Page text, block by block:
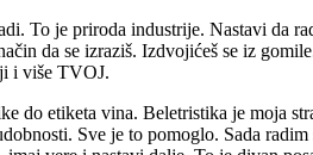
To je priroda industrije. Nastavi da
da se izraziš. Izdvojićeš se iz
i više TVOJ.
do etiketa vina. Beletristika je moja
Sve je to pomoglo. Sada